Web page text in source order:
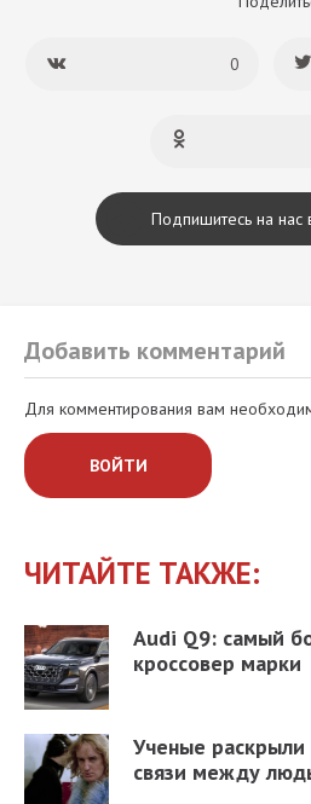
0
Подпишитесь на нас
Добавить комментарий
Для комментирования вам
ВОЙТИ
ЧИТАЙТЕ ТАКЖЕ:
Audi Q9: самый
кроссовер марки
Ученые раскрыли
связи между